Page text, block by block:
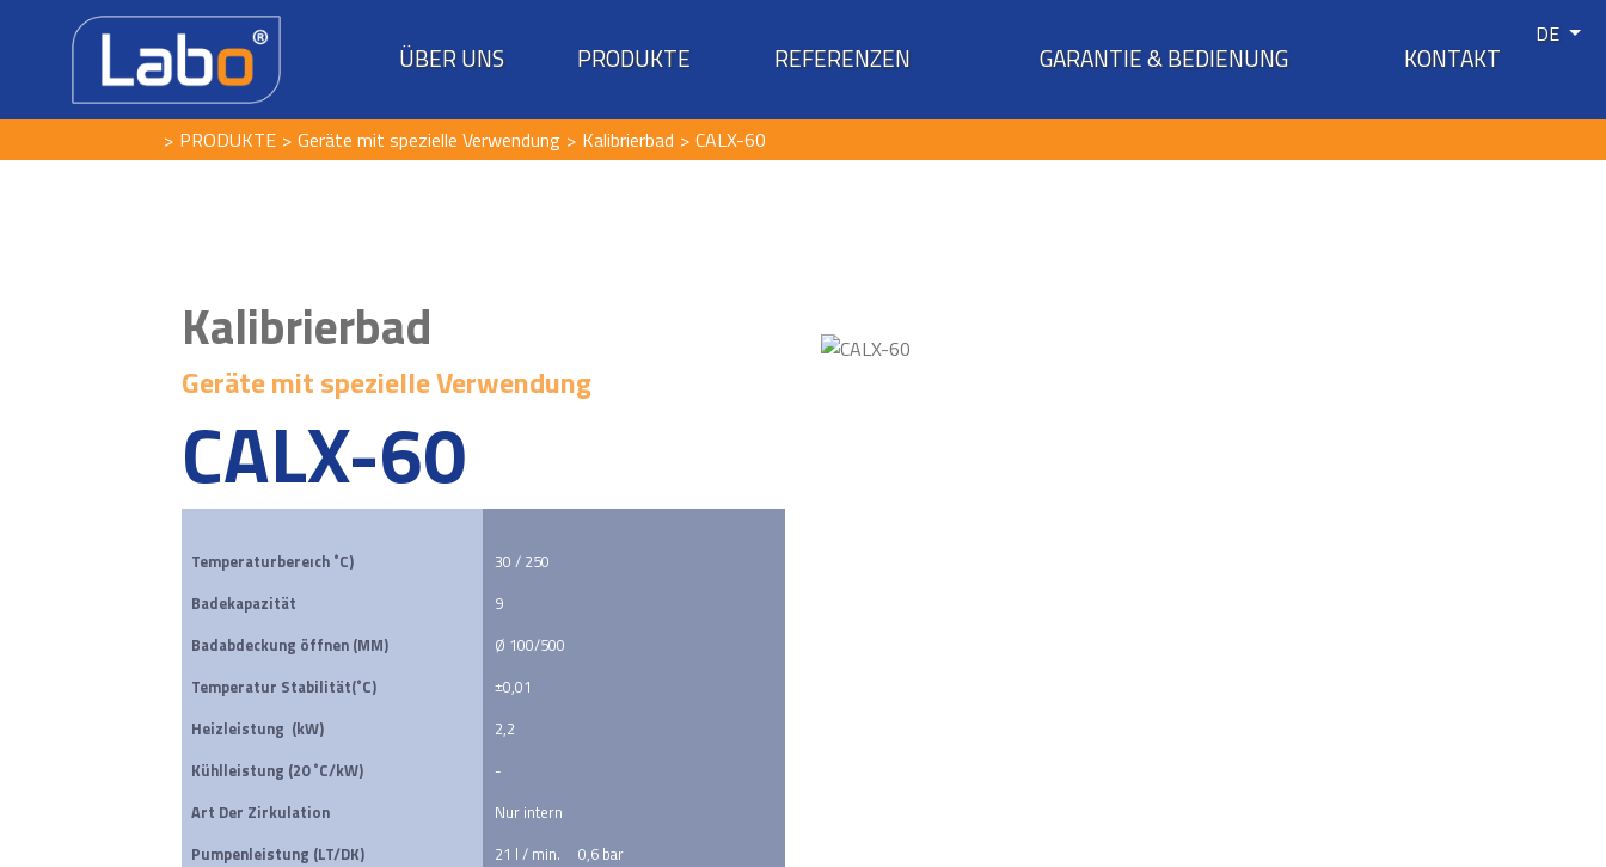
ÜBER UNS PRODUKTE REFERENZEN GARANTIE & BEDIENUNG KONTAKT
DE
PRODUKTE Geräte mit spezielle Verwendung Kalibrierbad CALX-60
Kalibrierbad
Geräte mit spezielle Verwendung
CALX-60
Temperaturbereıch ˚C)
Badekapazität
Badabdeckung öffnen (MM)
Temperatur Stabilität(˚C)
Heizleistung  (kW)
Kühlleistung (20 ˚C/kW)
Art Der Zirkulation
Pumpenleistung (LT/DK)
30 / 250
9
Ø 100/500
±0,01
2,2
-
Nur intern
21 l / min.     0,6 bar